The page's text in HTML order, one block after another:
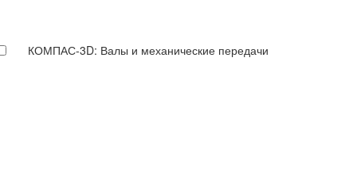
КОМПАС-3D: Валы и механические передачи